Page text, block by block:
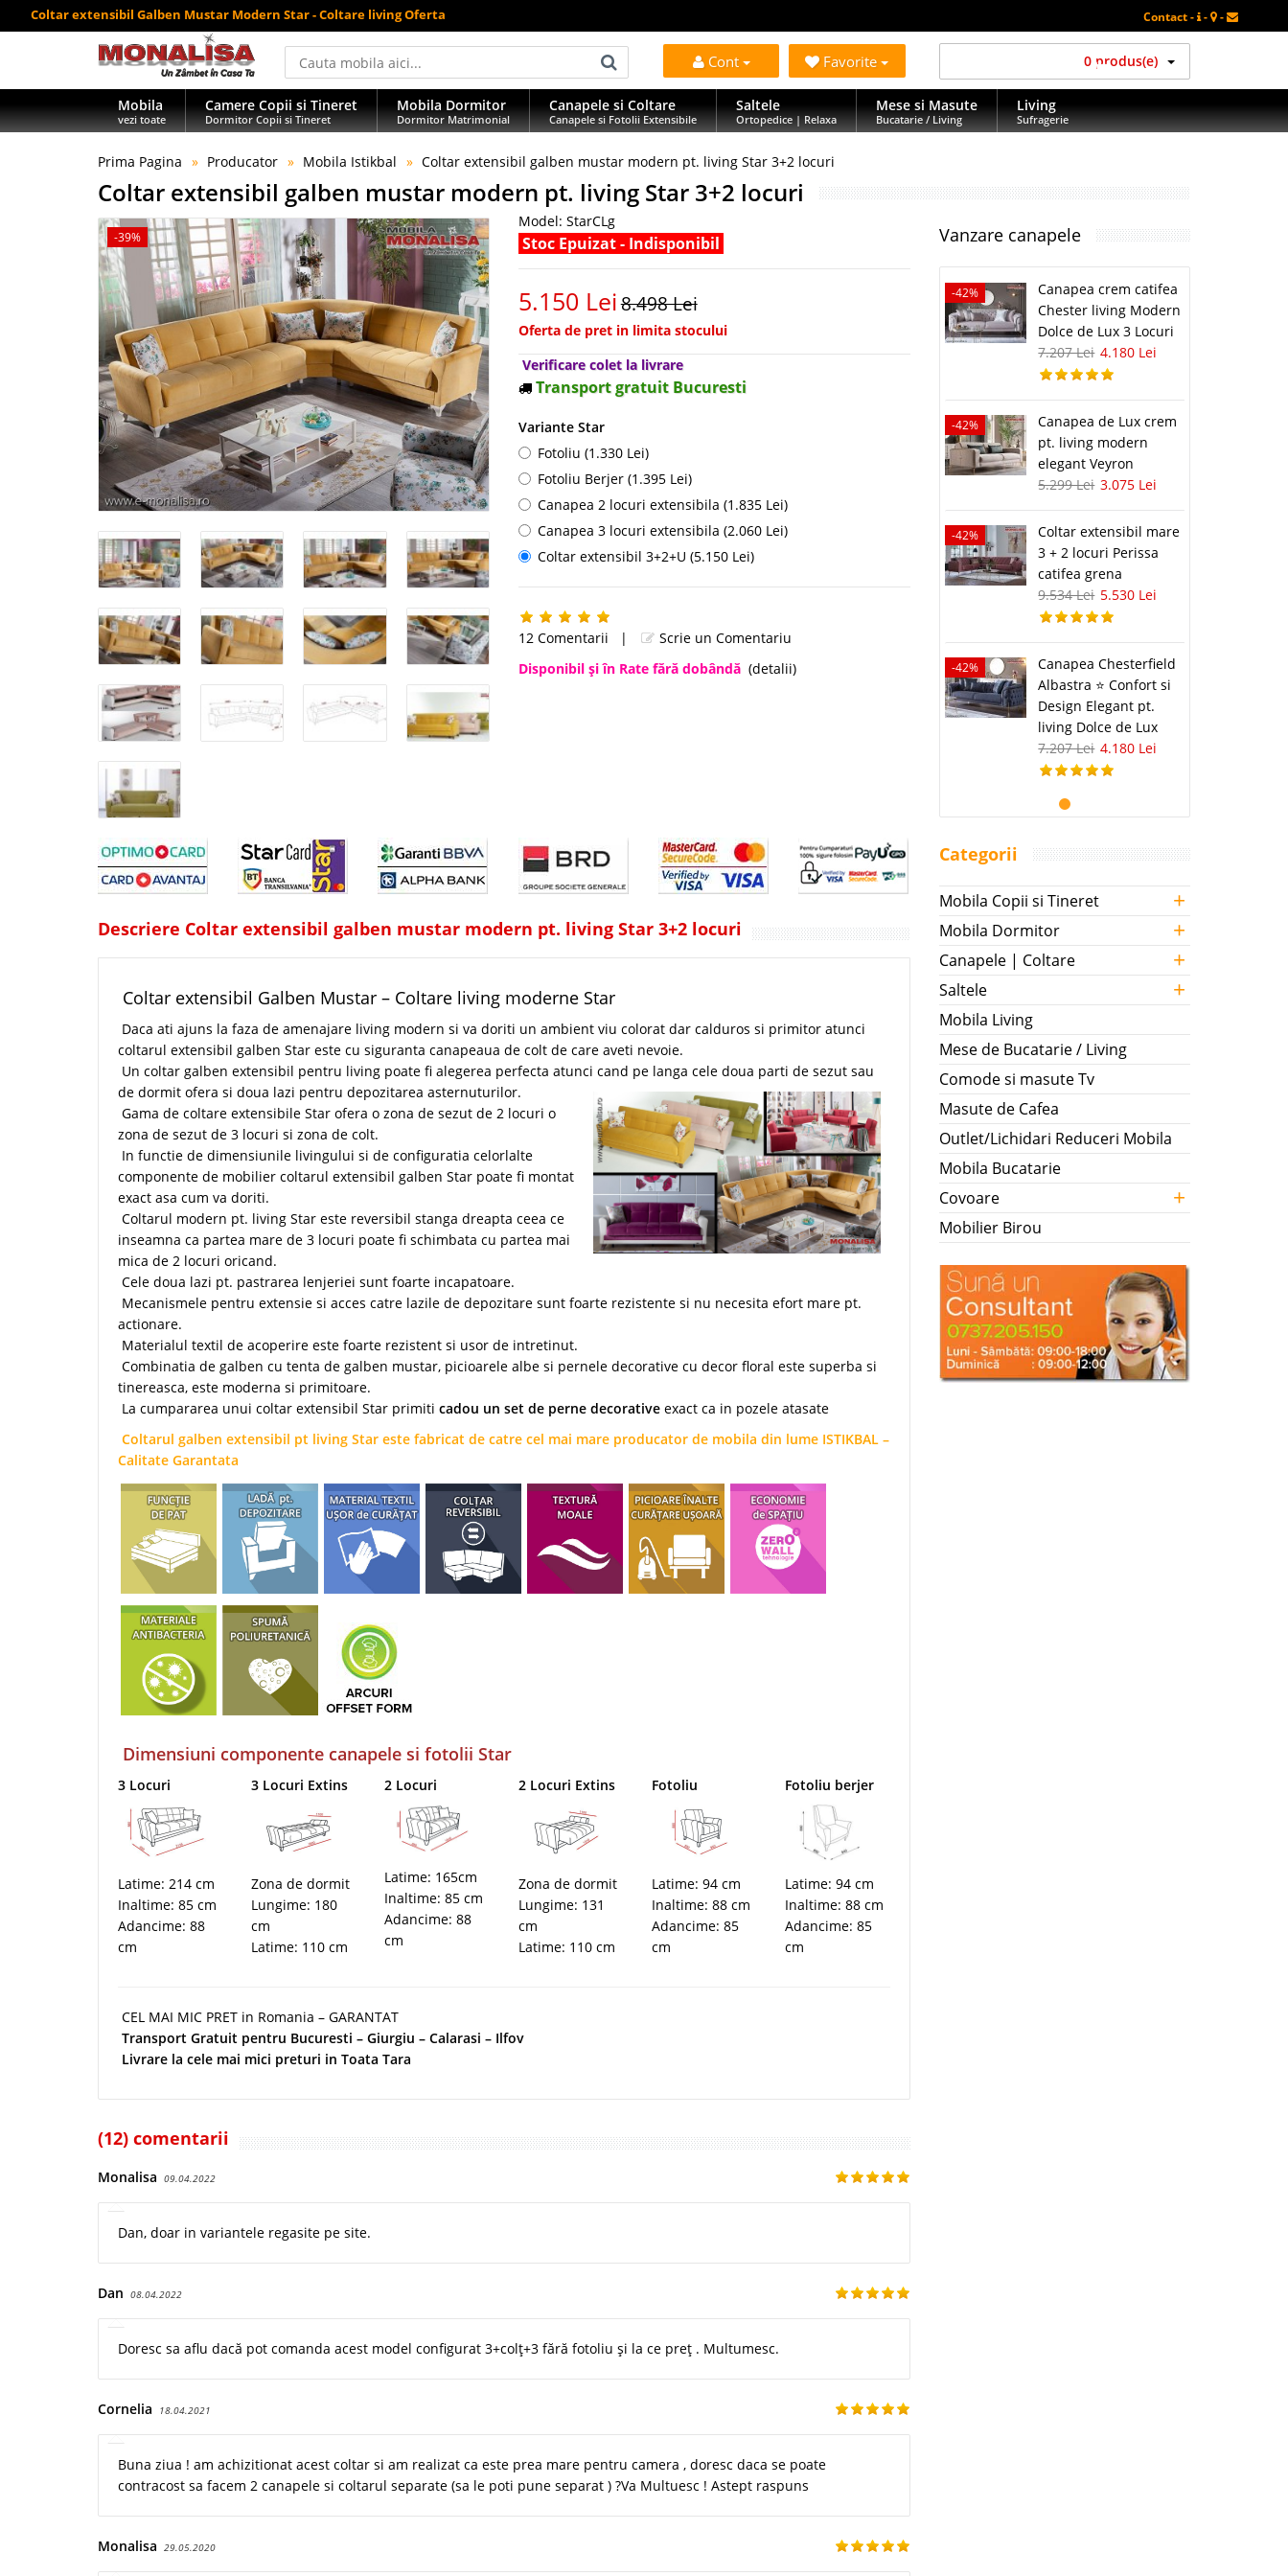
Coltar extensibil Galben Mustar Modern Star - Coltare living Oferta Contact - - -
Cont Favorite 0 produs(e)
Mobila
vezi toate
Camere Copii si Tineret
Dormitor Copii si Tineret
Mobila Dormitor
Dormitor Matrimonial
Canapele si Coltare
Canapele si Fotolii Extensibile
Saltele
Ortopedice | Relaxa
Mese si Masute
Bucatarie / Living
Living
Sufragerie
Prima Pagina Producator Mobila Istikbal Coltar extensibil galben mustar modern pt. living Star 3+2 locuri
Coltar extensibil galben mustar modern pt. living Star 3+2 locuri
-39%
Model: StarCLg
Stoc Epuizat - Indisponibil
5.150 Lei8.498 Lei
Oferta de pret in limita stocului
Verificare colet la livrare
Transport gratuit Bucuresti
Variante Star
Fotoliu (1.330 Lei)
Fotoliu Berjer (1.395 Lei)
Canapea 2 locuri extensibila (1.835 Lei)
Canapea 3 locuri extensibila (2.060 Lei)
Coltar extensibil 3+2+U (5.150 Lei)
12 Comentarii |
Scrie un Comentariu
Disponibil şi în Rate fără dobândă (detalii)
Descriere Coltar extensibil galben mustar modern pt. living Star 3+2 locuri
Coltar extensibil Galben Mustar – Coltare living moderne Star
Daca ati ajuns la faza de amenajare living modern si va doriti un ambient viu colorat dar calduros si primitor atunci
coltarul extensibil galben Star este cu siguranta canapeaua de colt de care aveti nevoie.
Un coltar galben extensibil pentru living poate fi alegerea perfecta atunci cand pe langa cele doua parti de sezut sau
de dormit ofera si doua lazi pentru depozitarea asternuturilor.
Gama de coltare extensibile Star ofera o zona de sezut de 2 locuri o
zona de sezut de 3 locuri si zona de colt.
In functie de dimensiunile livingului si de configuratia celorlalte
componente de mobilier coltarul extensibil galben Star poate fi montat
exact asa cum va doriti.
Coltarul modern pt. living Star este reversibil stanga dreapta ceea ce
inseamna ca partea mare de 3 locuri poate fi schimbata cu partea mai
mica de 2 locuri oricand.
Cele doua lazi pt. pastrarea lenjeriei sunt foarte incapatoare.
Mecanismele pentru extensie si acces catre lazile de depozitare sunt foarte rezistente si nu necesita efort mare pt.
actionare.
Materialul textil de acoperire este foarte rezistent si usor de intretinut.
Combinatia de galben cu tenta de galben mustar, picioarele albe si pernele decorative cu decor floral este superba si
tinereasca, este moderna si primitoare.
La cumpararea unui coltar extensibil Star primiti cadou un set de perne decorative exact ca in pozele atasate
Coltarul galben extensibil pt living Star este fabricat de catre cel mai mare producator de mobila din lume ISTIKBAL –
Calitate Garantata
Dimensiuni componente canapele si fotolii Star
3 Locuri
Latime: 214 cm
Inaltime: 85 cm
Adancime: 88
cm
3 Locuri Extins
Zona de dormit
Lungime: 180
cm
Latime: 110 cm
2 Locuri
Latime: 165cm
Inaltime: 85 cm
Adancime: 88
cm
2 Locuri Extins
Zona de dormit
Lungime: 131
cm
Latime: 110 cm
Fotoliu
Latime: 94 cm
Inaltime: 88 cm
Adancime: 85
cm
Fotoliu berjer
Latime: 94 cm
Inaltime: 88 cm
Adancime: 85
cm
CEL MAI MIC PRET in Romania – GARANTAT
Transport Gratuit pentru Bucuresti – Giurgiu – Calarasi – Ilfov
Livrare la cele mai mici preturi in Toata Tara
(12) comentarii
Monalisa 09.04.2022
Dan, doar in variantele regasite pe site.
Dan 08.04.2022
Doresc sa aflu dacă pot comanda acest model configurat 3+colț+3 fără fotoliu și la ce preț . Multumesc.
Cornelia 18.04.2021
Buna ziua ! am achizitionat acest coltar si am realizat ca este prea mare pentru camera , doresc daca se poate
contracost sa facem 2 canapele si coltarul separate (sa le poti pune separat ) ?Va Multuesc ! Astept raspuns
Monalisa 29.05.2020
Vanzare canapele
-42%
Canapea crem catifea
Chester living Modern
Dolce de Lux 3 Locuri
7.207 Lei 4.180 Lei
-42%
Canapea de Lux crem
pt. living modern
elegant Veyron
5.299 Lei 3.075 Lei
-42%
Coltar extensibil mare
3 + 2 locuri Perissa
catifea grena
9.534 Lei 5.530 Lei
-42%
Canapea Chesterfield
Albastra ⭐ Confort si
Design Elegant pt.
living Dolce de Lux
7.207 Lei 4.180 Lei
Categorii
Mobila Copii si Tineret +
Mobila Dormitor +
Canapele | Coltare +
Saltele +
Mobila Living
Mese de Bucatarie / Living
Comode si masute Tv
Masute de Cafea
Outlet/Lichidari Reduceri Mobila
Mobila Bucatarie
Covoare
+
Mobilier Birou